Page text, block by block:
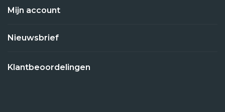
Mijn account
Nieuwsbrief
Klantbeoordelingen